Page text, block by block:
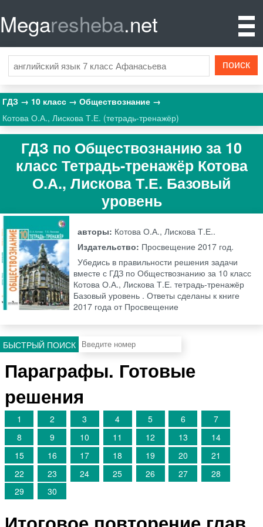
Megaresheba.net
ГДЗ 10 класс
Обществознание
Котова О.А., Лискова Т.Е. (тетрадь-тренажёр)
ГДЗ по Обществознанию за 10
класс Тетрадь-тренажёр Котова
О.А., Лискова Т.Е. Базовый
уровень
авторы: Котова О.А., Лискова Т.Е..
Издательство: Просвещение 2017 год.
Убедись в правильности решения задачи
вместе с ГДЗ по Обществознанию за 10 класс
Котова О.А., Лискова Т.Е. тетрадь-тренажёр
Базовый уровень . Ответы сделаны к книге
2017 года от Просвещение
БЫСТРЫЙ ПОИСК
Параграфы. Готовые
решения
1 2 3 4 5 6
7
8
9 10 11 12 13
14
15
16 17 18 19 20
21
22
23 24 25 26 27
28
29
30